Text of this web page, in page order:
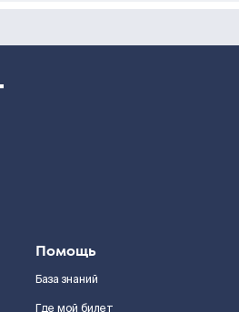
Помощь
База знаний
Где мой билет